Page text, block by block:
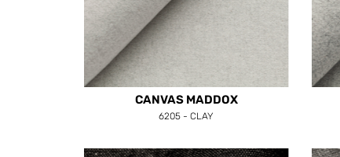
CANVAS MADDOX
6205 - CLAY